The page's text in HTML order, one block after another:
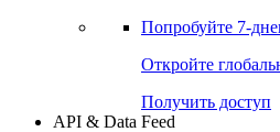
Попробуйте 7-
Откройте
Получить доступ
API & Data Feed